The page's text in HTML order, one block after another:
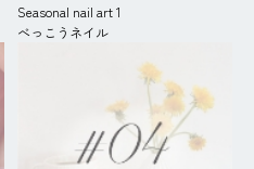
Seasonal nail art 1
べっこうネイル